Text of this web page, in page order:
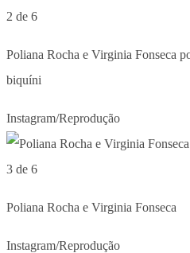
2 de 6
Poliana Rocha e Virginia Fonseca
biquíni
Instagram/Reprodução
3 de 6
Poliana Rocha e Virginia Fonseca
Instagram/Reprodução